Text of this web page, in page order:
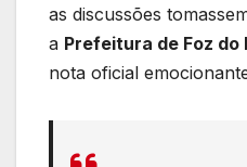
as discussões
a Prefeitura de Foz do
nota oficial